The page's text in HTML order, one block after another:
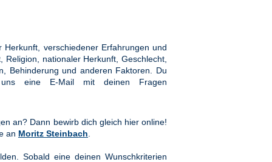
verschiedener Erfahrungen und
nationaler Herkunft, Geschlecht,
Behinderung und anderen Faktoren. Du
eine E-Mail mit deinen Fragen
an? Dann bewirb dich gleich hier online!
an Moritz Steinbach
Sobald eine deinen Wunschkriterien